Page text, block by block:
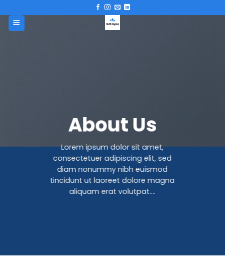
to
content
About Us
Lorem ipsum dolor sit amet,
consectetuer adipiscing elit, sed
diam nonummy nibh euismod
tincidunt ut laoreet dolore magna
aliquam erat volutpat….